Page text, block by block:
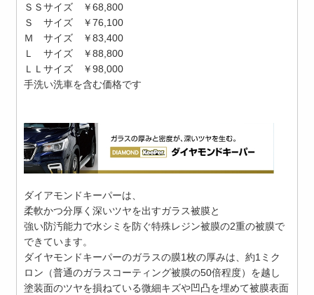
ＳＳサイズ ￥68,800
Ｓ サイズ ￥76,100
Ｍ サイズ ￥83,400
Ｌ サイズ ￥88,800
ＬＬサイズ ￥98,000
手洗い洗車を含む価格です
ダイアモンドキーパーは、
柔軟かつ分厚く深いツヤを出すガラス被膜と
強い防汚能力で水シミを防ぐ特殊レジン被膜の2重の被膜で
できています。
ダイヤモンドキーパーのガラスの膜1枚の厚みは、約1ミク
ロン（普通のガラスコーティング被膜の50倍程度）を越し
塗装面のツヤを損ねている微細キズや凹凸を埋めて被膜表面